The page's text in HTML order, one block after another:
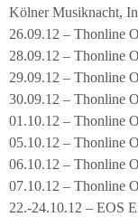
Kölner Musiknacht,
26.09.12 – Thonline
28.09.12 – Thonline
29.09.12 – Thonline
30.09.12 – Thonline
01.10.12 – Thonline
05.10.12 – Thonline
06.10.12 – Thonline
07.10.12 – Thonline
22.-24.10.12 – EOS